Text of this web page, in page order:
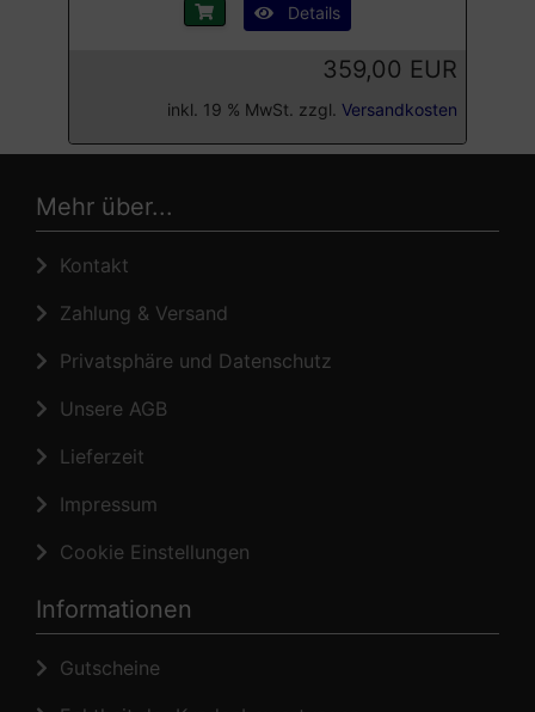
Details
359,00 EUR
inkl. 19 % MwSt. zzgl.Versandkosten
Mehr über...
Kontakt
Zahlung & Versand
Privatsphäre und Datenschutz
Unsere AGB
Lieferzeit
Impressum
Cookie Einstellungen
Informationen
Gutscheine